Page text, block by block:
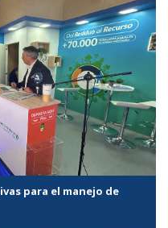
para el manejo de